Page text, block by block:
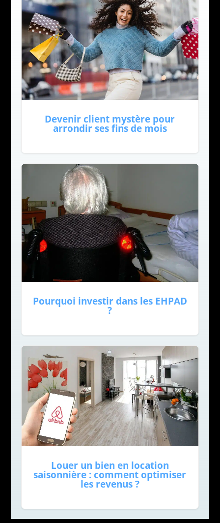
Devenir client mystère pour
arrondir ses fins de mois
Pourquoi investir dans les EHPAD
?
Louer un bien en location
saisonnière : comment optimiser
les revenus ?